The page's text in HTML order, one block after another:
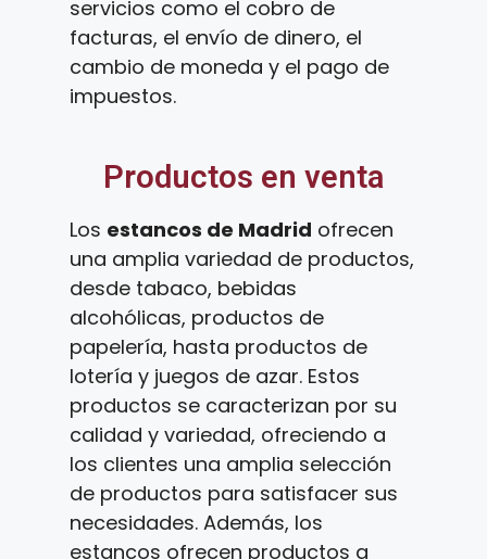
servicios como el cobro de
facturas, el envío de dinero, el
cambio de moneda y el pago de
impuestos.
Productos en venta
Los estancos de Madrid ofrecen
una amplia variedad de productos,
desde tabaco, bebidas
alcohólicas, productos de
papelería, hasta productos de
lotería y juegos de azar. Estos
productos se caracterizan por su
calidad y variedad, ofreciendo a
los clientes una amplia selección
de productos para satisfacer sus
necesidades. Además, los
estancos ofrecen productos a